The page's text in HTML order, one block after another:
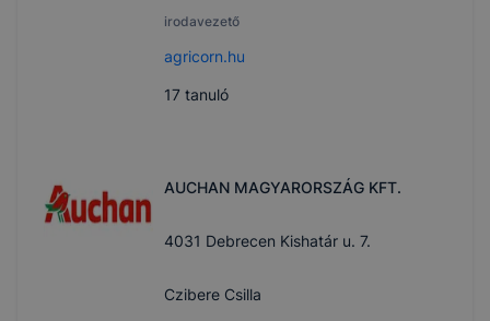
irodavezető
agricorn.hu
17 tanuló
AUCHAN MAGYARORSZÁG KFT.
4031 Debrecen Kishatár u. 7.
Czibere Csilla